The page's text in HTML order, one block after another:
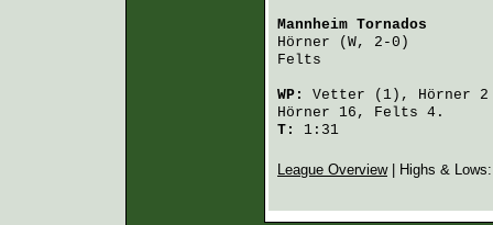
Mannheim Tornados
Hörner (W, 2-0)
Felts
WP: Vetter (1), Hörner
Hörner 16, Felts 4.
T:
1:31
League Overview| Highs &